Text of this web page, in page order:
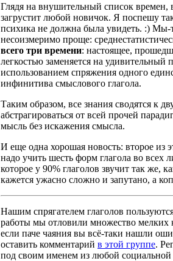
Глядя на внушительный список времен,
загрустит любой новичок. Я поспешу
психика не должна была увидеть. :) Мы-
несоизмеримо проще:
всего три времени: настоящее,
легкостью заменяется на удивительный
использованием спряжения одного
инфинитива смыслового глагола.
Таким образом, все знания сводятся к
абстрагироваться от всей прочей
мысль без искажения смысла.
И еще одна хорошая новость: второе из
надо учить шесть форм глагола во всех
которое у 90% глаголов звучит так
кажется ужасно сложно и запутано, а
Нашим спрягателем глаголов
работы мы отловили множество мелких
если паче чаяния вы всё-таки нашли
оставить комментарий в этой группе.
под своим именем из любой социальной